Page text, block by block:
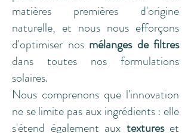
matières premières d'origine
naturelle, et nous nous efforçons
d'optimiser nos mélanges de filtres
dans toutes nos formulations
solaires.
Nous comprenons que l'innovation
ne se limite pas aux ingrédients : elle
s'étend également aux textures et